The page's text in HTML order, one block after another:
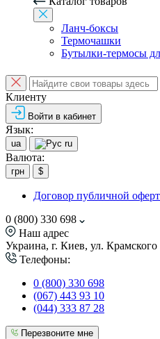
Ланч-боксы
Термочашки
Бутылки-термосы
Клиенту
Войти в кабинет
Язык:
ua ru
Валюта:
грн $
Договор публичной
0 (800) 330 698
Наш адрес
Украина, г. Киев, ул.
Телефоны:
0 (800) 330 698
(067) 443 93 10
(044) 333 87 28
Перезвоните мне